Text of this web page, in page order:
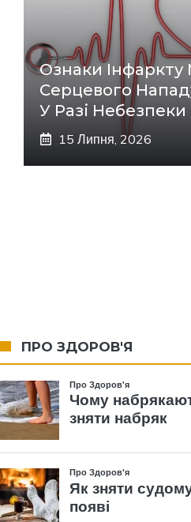
Ознаки Інфаркту
Серцевого
У Разі
15 Липня, 2026
ПРО ЗДОРОВ'Я